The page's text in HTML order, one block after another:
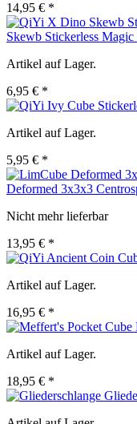
14,95 € *
Skewb Stickerless Magic
Artikel auf Lager.
6,95 € *
Artikel auf Lager.
5,95 € *
Deformed 3x3x3
Nicht mehr lieferbar
13,95 € *
Artikel auf Lager.
16,95 € *
Artikel auf Lager.
18,95 € *